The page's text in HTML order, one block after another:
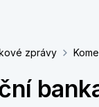
zprávy